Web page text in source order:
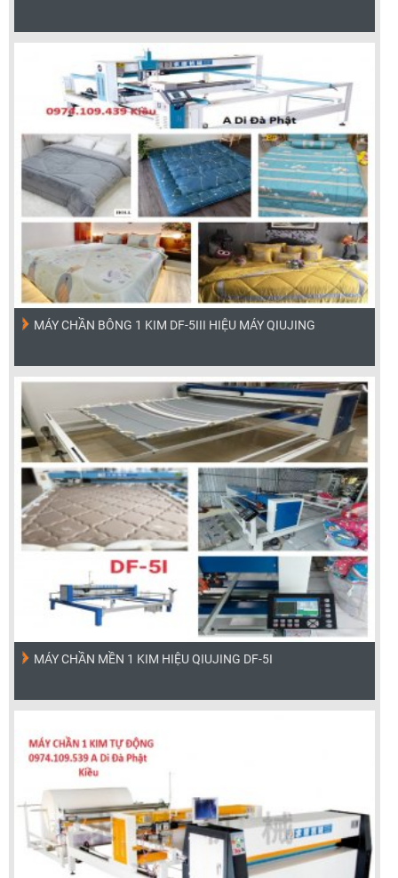
MÁY CHẦN BÔNG 1 KIM DF-5III HIỆU MÁY QIUJING
MÁY CHẦN MỀN 1 KIM HIỆU QIUJING DF-5I